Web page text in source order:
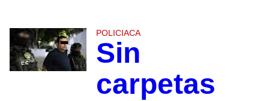
POLICIACA
Sin
carpetas